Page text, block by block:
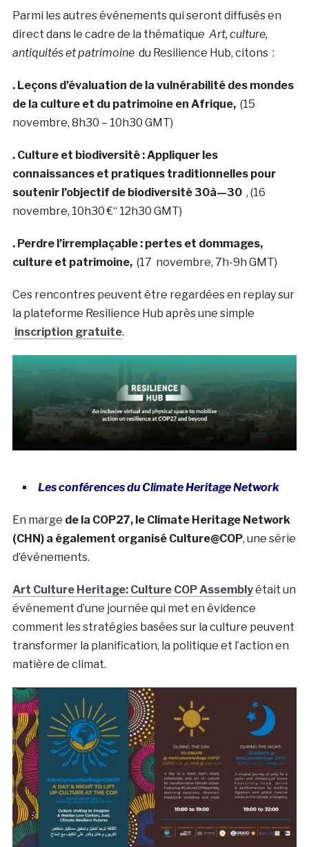
Parmi les autres événements qui seront diffusés en
direct dans le cadre de la thématique Art, culture,
antiquités et patrimoinedu Resilience Hub, citons :
. Leçons d’évaluation de la vulnérabilité des mondes
de la culture et du patrimoine en Afrique,(15
novembre, 8h30 – 10h30 GMT)
. Culture et biodiversité : Appliquer les
connaissances et pratiques traditionnelles pour
soutenir l’objectif de biodiversité 30à—30, (16
novembre, 10h30 €“ 12h30 GMT)
. Perdre l’irremplaçable : pertes et dommages,
culture et patrimoine,(17 novembre, 7h-9h GMT)
Ces rencontres peuvent être regardées en replay sur
la plateforme Resilience Hub après une simple
inscription gratuite.
Les conférences du Climate Heritage Network
En marge de la COP27, le Climate Heritage Network
(CHN) a également organisé Culture@COP, une série
d’événements.
Art Culture Heritage: Culture COP Assemblyétait un
événement d’une journée qui met en évidence
comment les stratégies basées sur la culture peuvent
transformer la planification, la politique et l’action en
matière de climat.